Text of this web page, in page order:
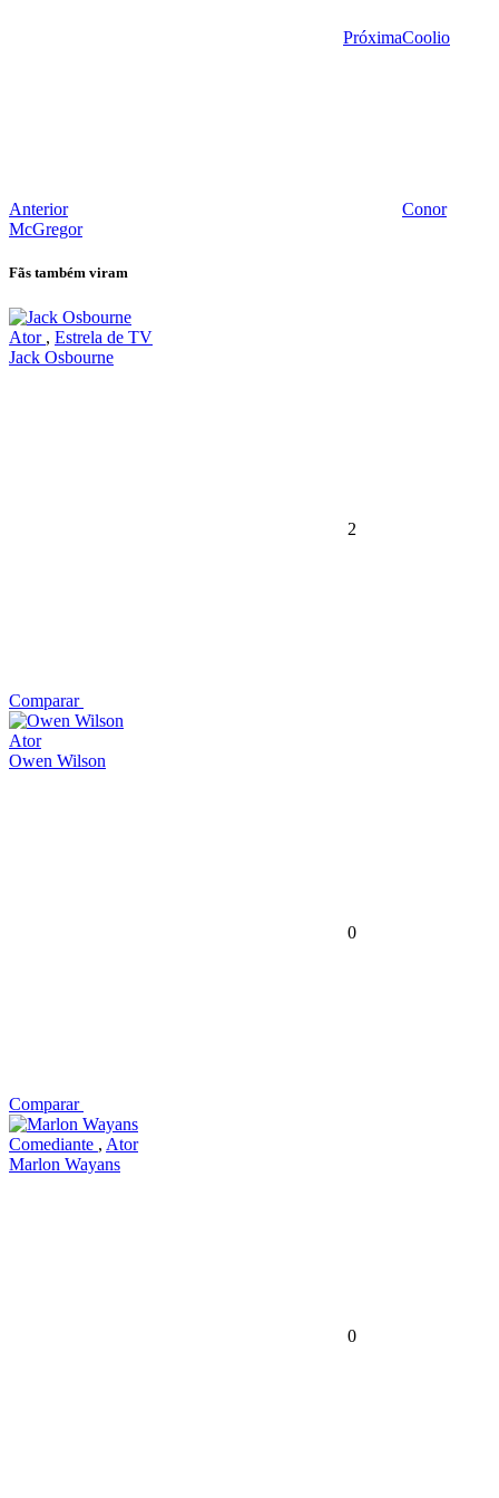
PróximaCoolio
Anterior
Conor
McGregor
Fãs também viram
Ator , Estrela de TV
Jack Osbourne
2
Comparar
Ator
Owen Wilson
0
Comparar
Comediante , Ator
Marlon Wayans
0